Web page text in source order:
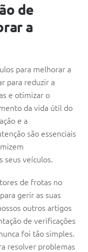
de
a
para melhorar a
para reduzir a
e otimizar o
da vida útil do
e a
são essenciais
seus veículos.
de frotas no
gerir as suas
outros artigos
de verificações
foi tão simples.
resolver problemas